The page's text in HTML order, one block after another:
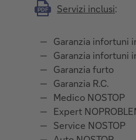
PDF Servizi inclusi:
Garanzia infortuni
Garanzia infortuni
Garanzia furto
Garanzia R.C.
Medico NOSTOP
Expert
Service NOSTOP